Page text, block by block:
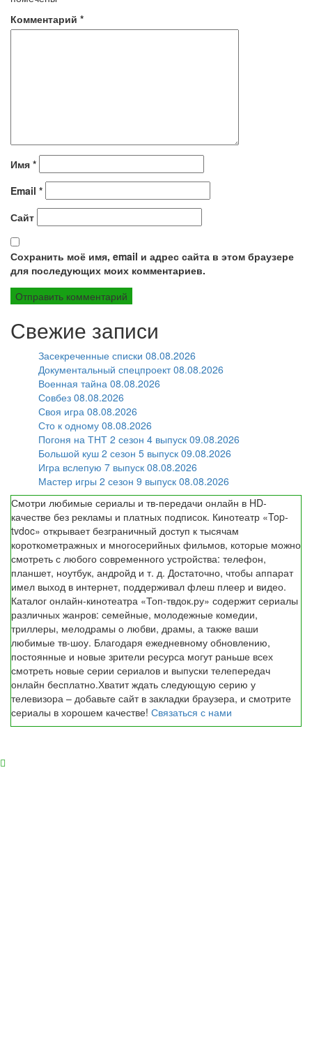
Комментарий *
Имя *
Email *
Сайт
Сохранить моё имя, email и адрес сайта в этом браузере
для последующих моих комментариев.
Свежие записи
Засекреченные списки 08.08.2026
Документальный спецпроект 08.08.2026
Военная тайна 08.08.2026
Совбез 08.08.2026
Своя игра 08.08.2026
Сто к одному 08.08.2026
Погоня на ТНТ 2 сезон 4 выпуск 09.08.2026
Большой куш 2 сезон 5 выпуск 09.08.2026
Игра вслепую 7 выпуск 08.08.2026
Мастер игры 2 сезон 9 выпуск 08.08.2026
Смотри любимые сериалы и тв-передачи онлайн в HD-
качестве без рекламы и платных подписок. Кинотеатр «Top-
tvdoc» открывает безграничный доступ к тысячам
короткометражных и многосерийных фильмов, которые можно
смотреть с любого современного устройства: телефон,
планшет, ноутбук, андройд и т. д. Достаточно, чтобы аппарат
имел выход в интернет, поддерживал флеш плеер и видео.
Каталог онлайн-кинотеатра «Топ-твдок.ру» содержит сериалы
различных жанров: семейные, молодежные комедии,
триллеры, мелодрамы о любви, драмы, а также ваши
любимые тв-шоу. Благодаря ежедневному обновлению,
постоянные и новые зрители ресурса могут раньше всех
смотреть новые серии сериалов и выпуски телепередач
онлайн бесплатно.Хватит ждать следующую серию у
телевизора – добавьте сайт в закладки браузера, и смотрите
сериалы в хорошем качестве! Связаться с нами